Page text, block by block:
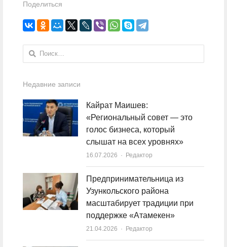
Поделиться
Найти:
Недавние записи
Кайрат Маишев:
«Региональный совет — это
голос бизнеса, который
слышат на всех уровнях»
16.07.2026 Author
Редактор
Предпринимательница из
Узункольского района
масштабирует традиции при
поддержке «Атамекен»
21.04.2026 Author
Редактор